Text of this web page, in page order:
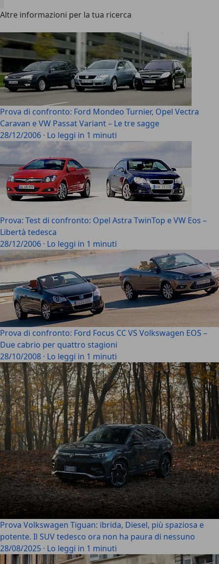
Altre informazioni per la tua ricerca
Prova di confronto: Ford Mondeo Turnier, Opel Vectra
Caravan e VW Passat Variant – Le tre sagge
28/12/2006 · Lo leggi in 1 minuti
Prova: Test di confronto: Opel Astra TwinTop e VW Eos –
Libertà tedesca
28/12/2006 · Lo leggi in 1 minuti
Prova di confronto: Ford Focus CC VS Volkswagen EOS –
Due cabrio per quattro stagioni
28/10/2008 · Lo leggi in 1 minuti
Prova Volkswagen Tiguan: ibrida, Diesel, più spaziosa e
potente. Il SUV tedesco ora non ha paura di nessuno
28/08/2025 · Lo leggi in 1 minuti